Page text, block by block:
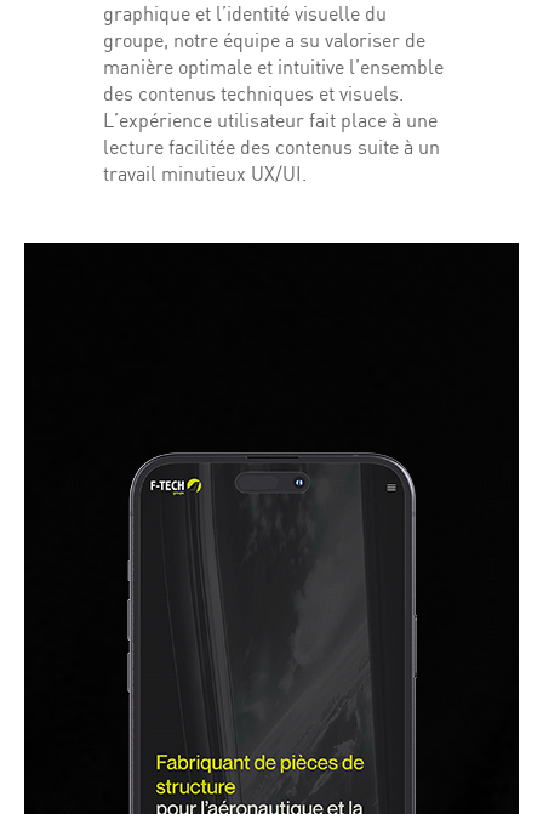
graphique et l’identité visuelle du
groupe, notre équipe a su valoriser de
manière optimale et intuitive l’ensemble
des contenus techniques et visuels.
L’expérience utilisateur fait place à une
lecture facilitée des contenus suite à un
travail minutieux UX/UI.